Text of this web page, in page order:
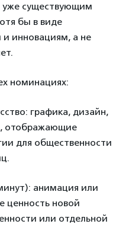
существующим
бы в виде
и инновациям, а не
номинациях:
графика, дизайн,
отображающие
для общественности
анимация или
ценность новой
или отдельной